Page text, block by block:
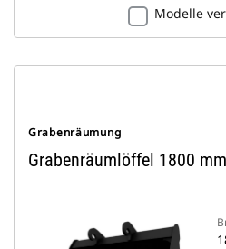
Modelle
Grabenräumung
Grabenräumlöffel 1800